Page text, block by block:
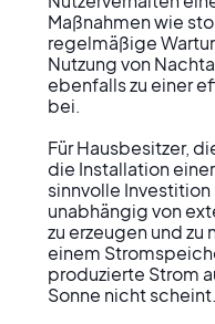
Maßnahmen wie
regelmäßige
Nutzung von
ebenfalls zu einer
bei.
Für Hausbesitzer,
die Installation
sinnvolle
unabhängig von
zu erzeugen und zu
einem
produzierte Strom
Sonne nicht scheint.